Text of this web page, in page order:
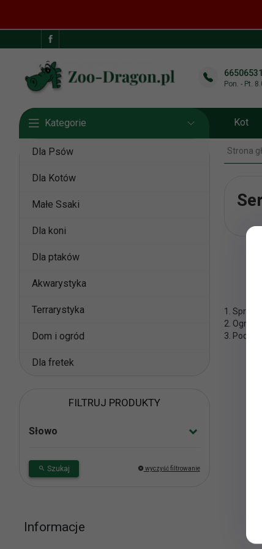
Pon. - Pt.
Kategorie Kot
Dla Psów
Dla Kotów
Małe Ssaki
Dla koni
Dla ptaków
Akwarystyka
Terrarystyka
Dom i ogród
Dla fretek
FILTRUJ PRODUKTY
Słowo
Szukaj wyczyść filtrowanie
Strona
1.
2.
3. Podaj
Informacje